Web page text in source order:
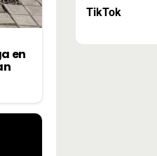
en
TikTok